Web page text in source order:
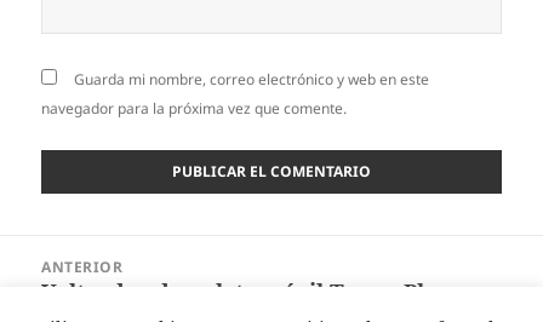
Guarda mi nombre, correo electrónico y web en este
navegador para la próxima vez que comente.
ANTERIOR
Entrada
Volteador de palets móvil Toppy Ph